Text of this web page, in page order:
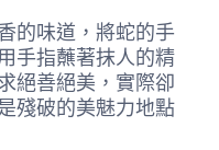
味道，將蛇的手
手指蘸著抹人的精
絕善絕美，實際卻
殘破的美魅力地點